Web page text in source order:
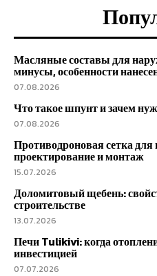
Масляные составы для
минусы, особенности
07.08.2026
Что такое шпунт и зачем
07.08.2026
Противодроновая сетка
проектирование и монтаж
15.07.2026
Доломитовый щебень:
строительстве
13.07.2026
Печи Tulikivi: когда
инвестицией
07.07.2026